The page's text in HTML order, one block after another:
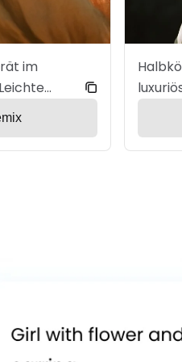
Look
im
Haltung,
Welliges
Bluse im